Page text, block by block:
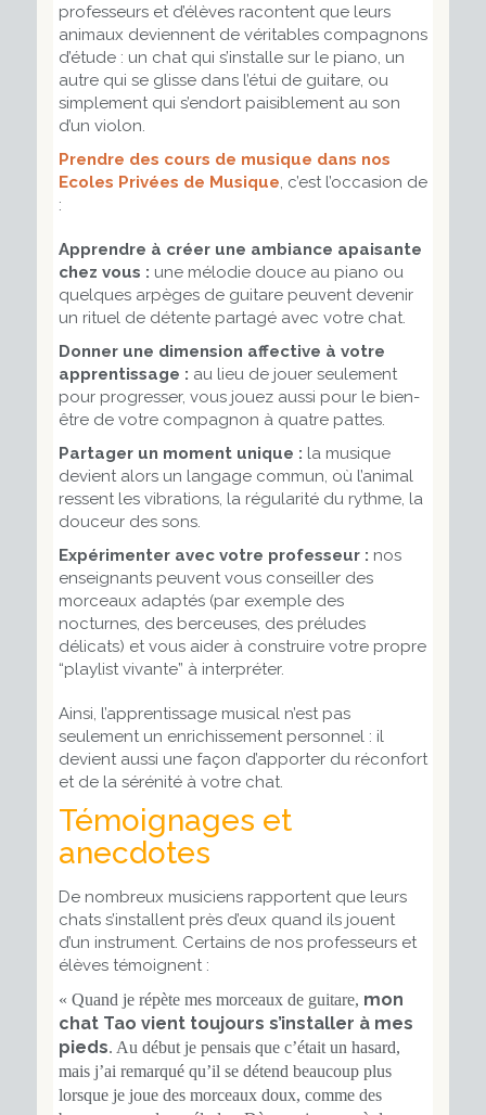
professeurs et d’élèves racontent que leurs
animaux deviennent de véritables compagnons
d’étude : un chat qui s’installe sur le piano, un
autre qui se glisse dans l’étui de guitare, ou
simplement qui s’endort paisiblement au son
d’un violon.
Prendre des cours de musique dans nos
Ecoles Privées de Musique , c’est l’occasion de
:
Apprendre à créer une ambiance apaisante
chez vous : une mélodie douce au piano ou
quelques arpèges de guitare peuvent devenir
un rituel de détente partagé avec votre chat.
Donner une dimension affective à votre
apprentissage : au lieu de jouer seulement
pour progresser, vous jouez aussi pour le bien-
être de votre compagnon à quatre pattes.
Partager un moment unique : la musique
devient alors un langage commun, où l’animal
ressent les vibrations, la régularité du rythme, la
douceur des sons.
Expérimenter avec votre professeur : nos
enseignants peuvent vous conseiller des
morceaux adaptés (par exemple des
nocturnes, des berceuses, des préludes
délicats) et vous aider à construire votre propre
“playlist vivante” à interpréter.
Ainsi, l’apprentissage musical n’est pas
seulement un enrichissement personnel : il
devient aussi une façon d’apporter du réconfort
et de la sérénité à votre chat.
Témoignages et
anecdotes
De nombreux musiciens rapportent que leurs
chats s’installent près d’eux quand ils jouent
d’un instrument. Certains de nos professeurs et
élèves témoignent :
« Quand je répète mes morceaux de guitare, mon
chat Tao vient toujours s’installer à mes
pieds. Au début je pensais que c’était un hasard,
mais j’ai remarqué qu’il se détend beaucoup plus
lorsque je joue des morceaux doux, comme des